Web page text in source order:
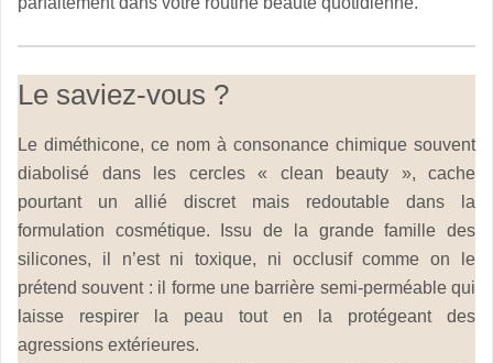
Le saviez-vous ?
Le diméthicone, ce nom à consonance chimique souvent
diabolisé dans les cercles « clean beauty », cache
pourtant un allié discret mais redoutable dans la
formulation cosmétique. Issu de la grande famille des
silicones, il n’est ni toxique, ni occlusif comme on le
prétend souvent : il forme une barrière semi-perméable qui
laisse respirer la peau tout en la protégeant des
agressions extérieures.